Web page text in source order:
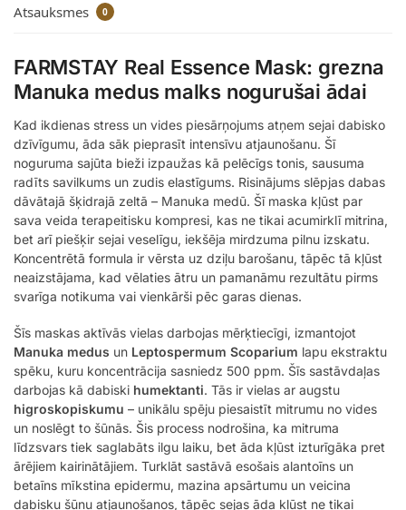
Atsauksmes 0
FARMSTAY Real Essence Mask: grezna
Manuka medus malks nogurušai ādai
Kad ikdienas stress un vides piesārņojums atņem sejai dabisko
dzīvīgumu, āda sāk pieprasīt intensīvu atjaunošanu. Šī
noguruma sajūta bieži izpaužas kā pelēcīgs tonis, sausuma
radīts savilkums un zudis elastīgums. Risinājums slēpjas dabas
dāvātajā šķidrajā zeltā – Manuka medū. Šī maska kļūst par
sava veida terapeitisku kompresi, kas ne tikai acumirklī mitrina,
bet arī piešķir sejai veselīgu, iekšēja mirdzuma pilnu izskatu.
Koncentrētā formula ir vērsta uz dziļu barošanu, tāpēc tā kļūst
neaizstājama, kad vēlaties ātru un pamanāmu rezultātu pirms
svarīga notikuma vai vienkārši pēc garas dienas.
Šīs maskas aktīvās vielas darbojas mērķtiecīgi, izmantojot
Manuka medus un Leptospermum Scoparium lapu ekstraktu
spēku, kuru koncentrācija sasniedz 500 ppm. Šīs sastāvdaļas
darbojas kā dabiski humektanti. Tās ir vielas ar augstu
higroskopiskumu – unikālu spēju piesaistīt mitrumu no vides
un noslēgt to šūnās. Šis process nodrošina, ka mitruma
līdzsvars tiek saglabāts ilgu laiku, bet āda kļūst izturīgāka pret
ārējiem kairinātājiem. Turklāt sastāvā esošais alantoīns un
betaīns mīkstina epidermu, mazina apsārtumu un veicina
dabisku šūnu atjaunošanos, tāpēc sejas āda kļūst ne tikai